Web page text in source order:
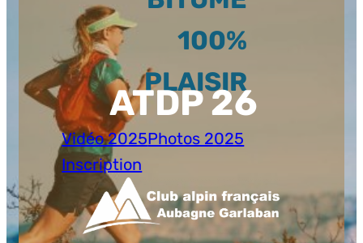
100%
PLAISIR
ATDP 26
Vidéo 2025Photos 2025
Inscription